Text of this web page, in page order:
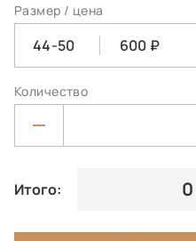
Размер / цена
44-50 600
Количество
Итого: 0